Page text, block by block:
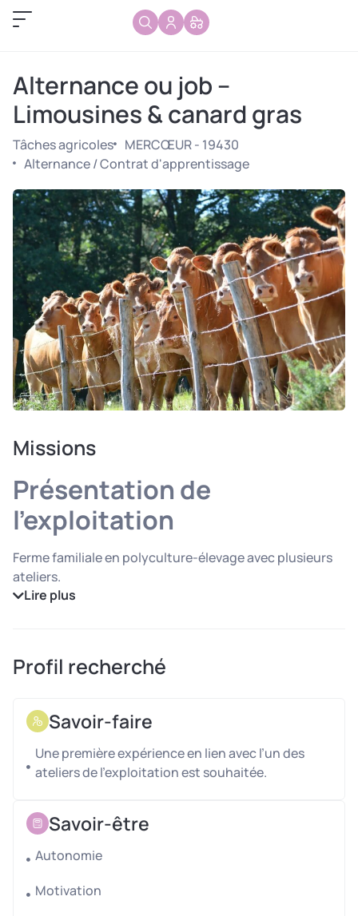
Alternance ou job –
Limousines & canard gras
Tâches agricoles
MERCŒUR - 19430
Alternance / Contrat d'apprentissage
Missions
Présentation de
l’exploitation
Ferme familiale en polyculture-élevage avec plusieurs
ateliers.
Les ateliers de
Atelier bovin viande en sélection
100 mères Limousines en vêlage
40 génisses qui montent au pré.
Atelier grandes cultures
Atelier canard
Gavage
la ferme
Lire plus
Profil recherché
Savoir-faire
Une première expérience en lien avec l’un des
ateliers de l’exploitation est souhaitée.
Savoir-être
Autonomie
Motivation